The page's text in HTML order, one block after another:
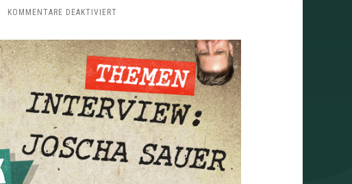
KOMMENTARE DEAKTIVIERT
#77:
IM
GESPRÄCH
MIT
JOSCHA
SAUER